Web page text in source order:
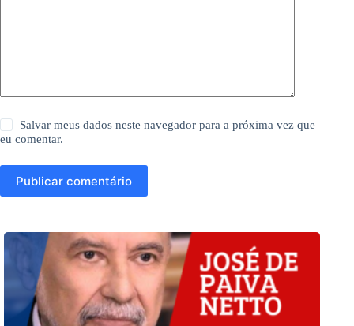
Salvar meus dados neste navegador para a próxima vez que
eu comentar.
Publicar comentário